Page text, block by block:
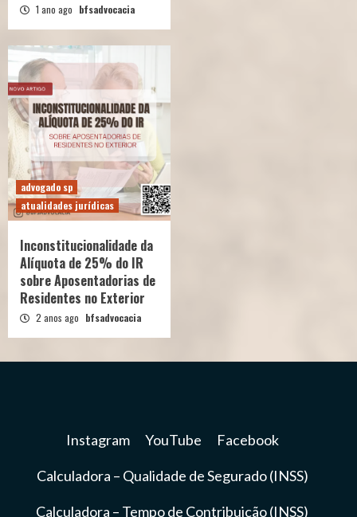
1 ano ago bfsadvocacia
advogado sp
atualidades jurídicas
Inconstitucionalidade da
Alíquota de 25% do IR
sobre Aposentadorias de
Residentes no Exterior
2 anos ago bfsadvocacia
Instagram YouTube Facebook
Calculadora – Qualidade de Segurado (INSS)
Calculadora – Tempo de Contribuição (INSS)